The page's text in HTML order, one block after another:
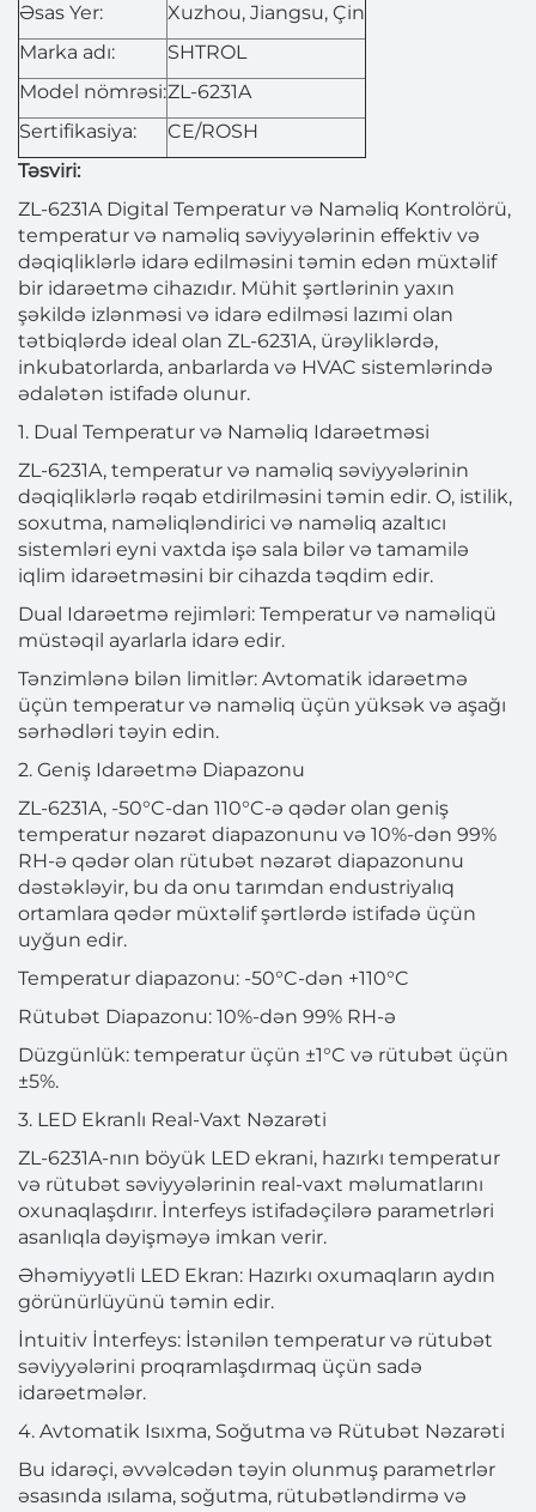
Əsas Yer:
Xuzhou, Jiangsu, Çin
Marka adı:
SHTROL
Model nömrəsi:ZL-6231A
Sertifikasiya:
CE/ROSH
Təsviri:
ZL-6231A Digital Temperatur və Naməliq Kontrolörü,
temperatur və naməliq səviyyələrinin effektiv və
dəqiqliklərlə idarə edilməsini təmin edən müxtəlif
bir idarəetmə cihazıdır. Mühit şərtlərinin yaxın
şəkildə izlənməsi və idarə edilməsi lazımi olan
tətbiqlərdə ideal olan ZL-6231A, ürəyliklərdə,
inkubatorlarda, anbarlarda və HVAC sistemlərində
ədalətən istifadə olunur.
1. Dual Temperatur və Naməliq Idarəetməsi
ZL-6231A, temperatur və naməliq səviyyələrinin
dəqiqliklərlə rəqab etdirilməsini təmin edir. O, istilik,
soxutma, naməliqləndirici və naməliq azaltıcı
sistemləri eyni vaxtda işə sala bilər və tamamilə
iqlim idarəetməsini bir cihazda təqdim edir.
Dual Idarəetmə rejimləri: Temperatur və naməliqü
müstəqil ayarlarla idarə edir.
Tənzimlənə bilən limitlər: Avtomatik idarəetmə
üçün temperatur və naməliq üçün yüksək və aşağı
sərhədləri təyin edin.
2. Geniş Idarəetmə Diapazonu
ZL-6231A, -50°C-dan 110°C-ə qədər olan geniş
temperatur nəzarət diapazonunu və 10%-dən 99%
RH-ə qədər olan rütubət nəzarət diapazonunu
dəstəkləyir, bu da onu tarımdan endustriyalıq
ortamlara qədər müxtəlif şərtlərdə istifadə üçün
uyğun edir.
Temperatur diapazonu: -50°C-dən +110°C
Rütubət Diapazonu: 10%-dən 99% RH-ə
Düzgünlük: temperatur üçün ±1°C və rütubət üçün
±5%.
3. LED Ekranlı Real-Vaxt Nəzarəti
ZL-6231A-nın böyük LED ekrani, hazırkı temperatur
və rütubət səviyyələrinin real-vaxt məlumatlarını
oxunaqlaşdırır. İnterfeys istifadəçilərə parametrləri
asanlıqla dəyişməyə imkan verir.
Əhəmiyyətli LED Ekran: Hazırkı oxumaqların aydın
görünürlüyünü təmin edir.
İntuitiv İnterfeys: İstənilən temperatur və rütubət
səviyyələrini proqramlaşdırmaq üçün sadə
idarəetmələr.
4. Avtomatik Isıxma, Soğutma və Rütubət Nəzarəti
Bu idarəçi, əvvəlcədən təyin olunmuş parametrlər
əsasında ısılama, soğutma, rütubətləndirmə və